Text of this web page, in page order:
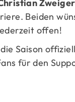
Beiden
offen!
Saison
für den